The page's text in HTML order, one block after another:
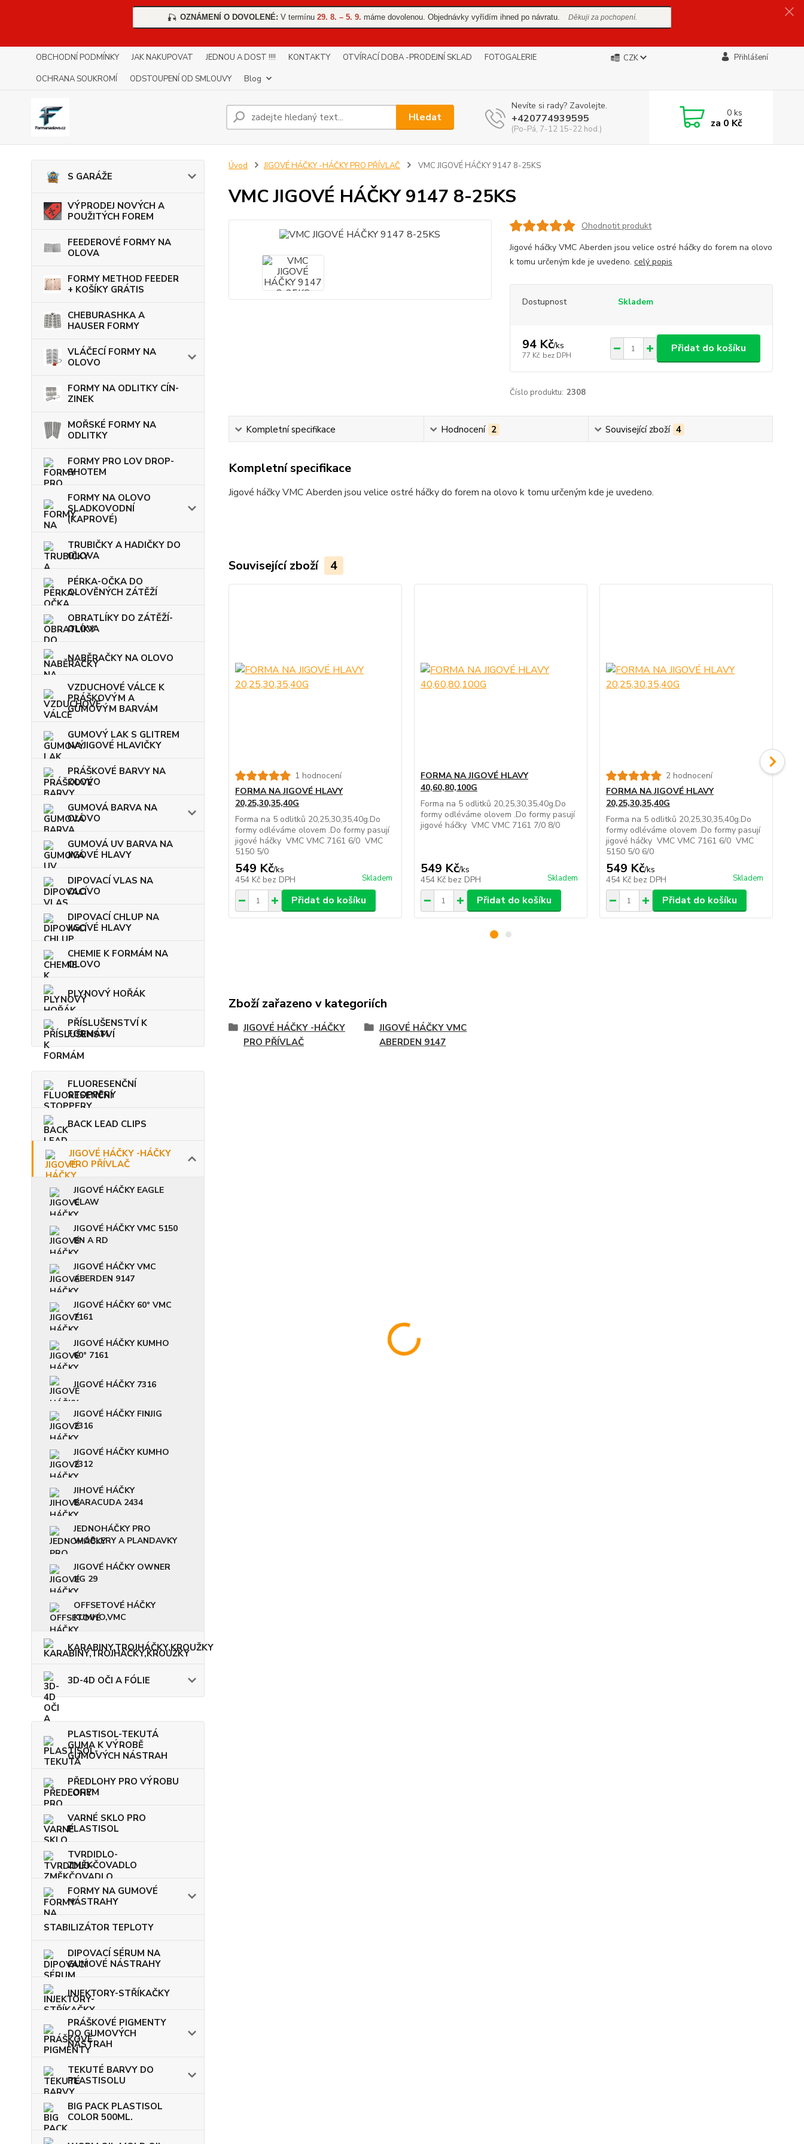
🎣 OZNÁMENÍ O DOVOLENÉ: V termínu 29. 8. – 5. 9. máme dovolenou. Objednávky vyřídím ihned po návratu. Děkuji za pochopení.
OBCHODNÍ PODMÍNKY JAK NAKUPOVAT JEDNOU A DOST !!!! KONTAKTY OTVÍRACÍ DOBA -PRODEJNÍ SKLAD
FOTOGALERIE
OCHRANA SOUKROMÍ
ODSTOUPENÍ OD SMLOUVY Blog
CZK Přihlášení
Hledat
Nevíte si rady? Zavolejte.
+420774939595
(Po-Pá, 7-12 15-22 hod.)
0ks
za 0 Kč
S GARÁŽE
VÝPRODEJ NOVÝCH A
POUŽITÝCH FOREM
FEEDEROVÉ FORMY NA
OLOVA
FORMY METHOD FEEDER
+ KOŠÍKY GRÁTIS
CHEBURASHKA A
HAUSER FORMY
VLÁČECÍ FORMY NA
OLOVO
FORMY NA ODLITKY CÍN-
ZINEK
MOŘSKÉ FORMY NA
ODLITKY
FORMY PRO LOV DROP-
SHOTEM
FORMY NA OLOVO
SLADKOVODNÍ
(KAPROVÉ)
TRUBIČKY A HADIČKY DO
OLOVA
PÉRKA-OČKA DO
OLOVĚNÝCH ZÁTĚŽÍ
OBRATLÍKY DO ZÁTĚŽÍ-
OLOVA
NABĚRAČKY NA OLOVO
VZDUCHOVÉ VÁLCE K
PRÁŠKOVÝM A
GUMOVÝM BARVÁM
GUMOVÝ LAK S GLITREM
NA JIGOVÉ HLAVIČKY
PRÁŠKOVÉ BARVY NA
OLOVO
GUMOVÁ BARVA NA
OLOVO
GUMOVÁ UV BARVA NA
JIGOVÉ HLAVY
DIPOVACÍ VLAS NA
OLOVO
DIPOVACÍ CHLUP NA
JIGOVÉ HLAVY
CHEMIE K FORMÁM NA
OLOVO
PLYNOVÝ HOŘÁK
PŘÍSLUŠENSTVÍ K
FORMÁM
FLUORESENČNÍ
STOPPERY
BACK LEAD CLIPS
JIGOVÉ HÁČKY -HÁČKY
PRO PŘÍVLAČ
JIGOVÉ HÁČKY EAGLE
CLAW
JIGOVÉ HÁČKY VMC 5150
BN A RD
JIGOVÉ HÁČKY VMC
ABERDEN 9147
JIGOVÉ HÁČKY 60° VMC
7161
JIGOVÉ HÁČKY KUMHO
60° 7161
JIGOVÉ HÁČKY 7316
JIGOVÉ HÁČKY FINJIG
2316
JIGOVÉ HÁČKY KUMHO
2312
JIHOVÉ HÁČKY
BARACUDA 2434
JEDNOHÁČKY PRO
WOBLERY A PLANDAVKY
JIGOVÉ HÁČKY OWNER
JIG 29
OFFSETOVÉ HÁČKY
KUMHO,VMC
KARABINY,TROJHÁČKY,KROUŽKY
3D-4D OČI A FÓLIE
PLASTISOL-TEKUTÁ
GUMA K VÝROBĚ
GUMOVÝCH NÁSTRAH
PŘEDLOHY PRO VÝROBU
FOREM
VARNÉ SKLO PRO
PLASTISOL
TVRDIDLO-
ZMĚKČOVADLO
FORMY NA GUMOVÉ
NÁSTRAHY
STABILIZÁTOR TEPLOTY
DIPOVACÍ SÉRUM NA
GUMOVÉ NÁSTRAHY
INJEKTORY-STŘÍKAČKY
PRÁŠKOVÉ PIGMENTY
DO GUMOVÝCH
NÁSTRAH
TEKUTÉ BARVY DO
PLASTISOLU
BIG PACK PLASTISOL
COLOR 500ML.
Úvod JIGOVÉ HÁČKY -HÁČKY PRO PŘÍVLAČ VMC JIGOVÉ HÁČKY 9147 8-25KS
VMC JIGOVÉ HÁČKY 9147 8-25KS
Ohodnotit produkt
Jigové háčky VMC Aberden jsou velice ostré háčky do forem na olovo
k tomu určeným kde je uvedeno. celý popis
Dostupnost Skladem
94 Kč/ks
77 Kč bez DPH
Přidat do košíku
Číslo produktu: 2308
Kompletní specifikace Hodnocení 2 Související zboží 4
Kompletní specifikace
Jigové háčky VMC Aberden jsou velice ostré háčky do forem na olovo k tomu určeným kde je uvedeno.
Související zboží 4
1 hodnocení
FORMA NA JIGOVÉ HLAVY
20,25,30,35,40G
Forma na 5 odlitků 20,25,30,35,40g.Do
formy odléváme olovem .Do formy pasují
jigové háčky VMC VMC 7161 6/0 VMC
5150 5/0
549 Kč/ks
454 Kč bez DPH Skladem
Přidat do košíku
FORMA NA JIGOVÉ HLAVY
40,60,80,100G
Forma na 5 odlitků 20,25,30,35,40g.Do
formy odléváme olovem .Do formy pasují
jigové háčky VMC VMC 7161 7/0 8/0
549 Kč/ks
454 Kč bez DPH Skladem
Přidat do košíku
2 hodnocení
FORMA NA JIGOVÉ HLAVY
20,25,30,35,40G
Forma na 5 odlitků 20,25,30,35,40g.Do
formy odléváme olovem .Do formy pasují
jigové háčky VMC VMC 7161 6/0 VMC
5150 5/0 6/0
549 Kč/ks
454 Kč bez DPH Skladem
Přidat do košíku
Zboží zařazeno v kategoriích
JIGOVÉ HÁČKY -HÁČKY
PRO PŘÍVLAČ
JIGOVÉ HÁČKY VMC
ABERDEN 9147